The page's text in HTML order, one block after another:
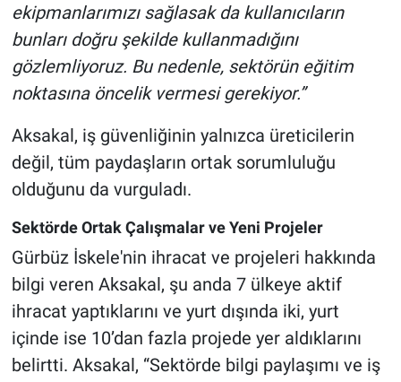
ekipmanlarımızı sağlasak da kullanıcıların
bunları doğru şekilde kullanmadığını
gözlemliyoruz. Bu nedenle, sektörün eğitim
noktasına öncelik vermesi gerekiyor.”
Aksakal, iş güvenliğinin yalnızca üreticilerin
değil, tüm paydaşların ortak sorumluluğu
olduğunu da vurguladı.
Sektörde Ortak Çalışmalar ve Yeni Projeler
Gürbüz İskele'nin ihracat ve projeleri hakkında
bilgi veren Aksakal, şu anda 7 ülkeye aktif
ihracat yaptıklarını ve yurt dışında iki, yurt
içinde ise 10’dan fazla projede yer aldıklarını
belirtti. Aksakal, “Sektörde bilgi paylaşımı ve iş